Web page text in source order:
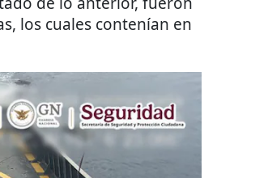
los cuales contenían en